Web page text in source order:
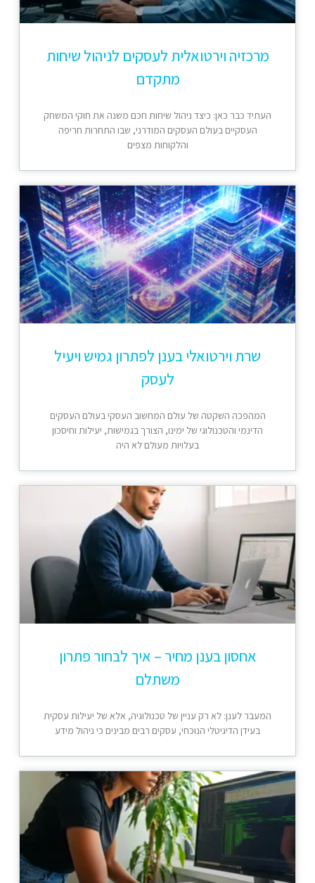
מרכזיה וירטואלית לעסקים לניהול שיחות
מתקדם
העתיד כבר כאן: כיצד ניהול שיחות חכם משנה את חוקי המשחק
העסקיים בעולם העסקים המודרני, שבו התחרות חריפה
והלקוחות מצפים
שרת וירטואלי בענן לפתרון גמיש ויעיל
לעסק
המהפכה השקטה של עולם המחשוב העסקי בעולם העסקים
הדינמי והטכנולוגי של ימינו, הצורך בגמישות, יעילות וחיסכון
בעלויות מעולם לא היה
אחסון בענן מחיר – איך לבחור פתרון
משתלם
המעבר לענן: לא רק עניין של טכנולוגיה, אלא של יעילות עסקית
בעידן הדיגיטלי הנוכחי, עסקים רבים מבינים כי ניהול מידע